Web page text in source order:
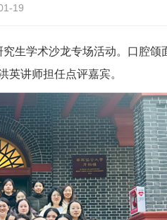
19
生学术沙龙专场活动。口腔颌
英讲师担任点评嘉宾。